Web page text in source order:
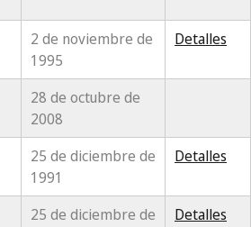
2 de noviembre de
1995
Detalles
28 de octubre de
2008
25 de diciembre de
1991
Detalles
25 de diciembre de
Detalles